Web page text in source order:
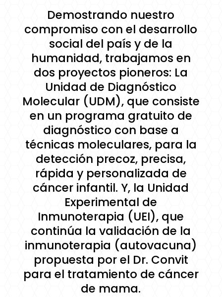
Demostrando nuestro
compromiso con el desarrollo
social del país y de la
humanidad, trabajamos en
dos proyectos pioneros: La
Unidad de Diagnóstico
Molecular (UDM), que consiste
en un programa gratuito de
diagnóstico con base a
técnicas moleculares, para la
detección precoz, precisa,
rápida y personalizada de
cáncer infantil. Y, la Unidad
Experimental de
Inmunoterapia (UEI), que
continúa la validación de la
inmunoterapia (autovacuna)
propuesta por el Dr. Convit
para el tratamiento de cáncer
de mama.